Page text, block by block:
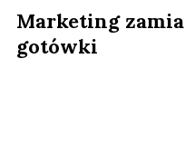
Marketing
gotówki